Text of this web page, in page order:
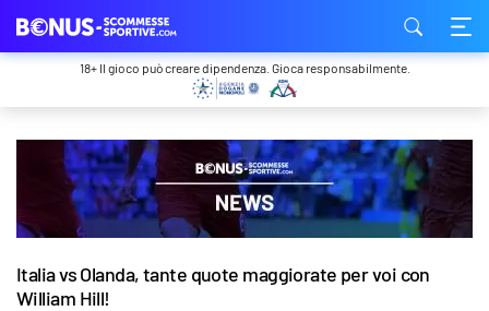
18+ Il gioco può creare dipendenza. Gioca responsabilmente.
Italia vs Olanda, tante quote maggiorate per voi con
William Hill!